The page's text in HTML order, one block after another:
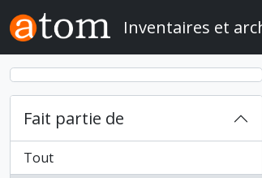
Skip to main content
Inventaires et
Fait partie de
Tout